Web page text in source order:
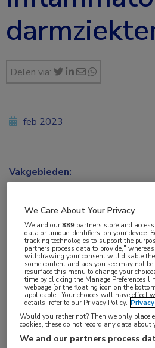
Delen via:
Onder supervisie van 4
Bourgonje zijn
feb 2023
Vakgebieden:
IBD
Tags:
biomarker,colitis ulcerosa,ziekte
We Care About Your Privacy
We and our889 partners store and
data or unique identifiers, on your device.
tracking technologies to support the
partners process data to provide,"
withdrawing your consent will disable
some content and ads you see may not
resurface this menu to change your
time by clicking the Manage Preferences
webpage [or the floating icon on the
applicable]. Your choices will have effect
details, refer to our Privacy Policy.
Would you rather not? Then we only
cookies, these do not record any data about
We and our partners process